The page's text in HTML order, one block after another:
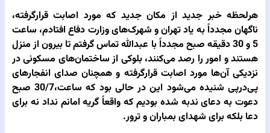
هرلحظه خبر جدید از مکان جدید که مورد اصابت قرارگرفته،
ناگهان مجدداً به یاد تهران و شهرک‌های وزارت دفاع افتادم، ساعت
5 و 30 دقیقه صبح مجدداً با عبدالله تماس گرفتم تا بیرون از منزل
هستند و امور را رصد می‌کنند، بلوکی از ساختمان‌های مسکونی در
نزدیکی آن‌ها مورد اصابت قرارگرفته و همچنان صدای انفجارهای
پی‌درپی شنیده می‌شود این در حالی بود که ساعت،30/7 صبح
دعوت به دعای ندبه شده بودیم که واقعاً گریه امانم نداد نه برای
دعا بلکه برای شهدای بمباران و ترور.